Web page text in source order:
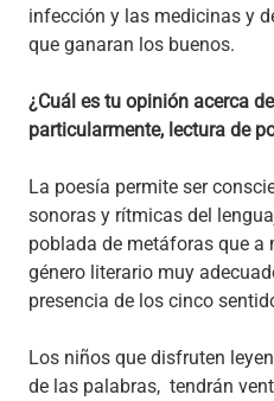
infección y las medicinas y
que ganaran los buenos.
¿Cuál es tu opinión acerca
particularmente, lectura de
La poesía permite ser
sonoras y rítmicas del
poblada de metáforas que a
género literario muy
presencia de los cinco
Los niños que disfruten
de las palabras, tendrán